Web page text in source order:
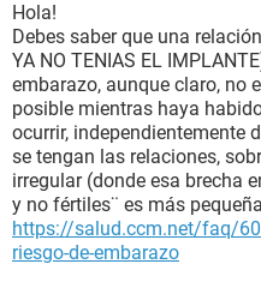
Hola!
Debes saber que una
YA NO TENIAS EL
embarazo, aunque claro, no
posible mientras haya
ocurrir, independientemente
se tengan las relaciones,
irregular (donde esa brecha
y no fértiles¨ es más
https://salud.ccm.net/faq/
riesgo-de-embarazo